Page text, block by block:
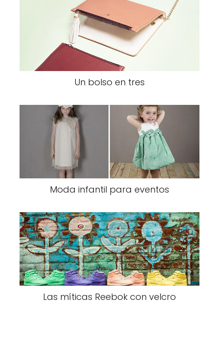
Un bolso en tres
Moda infantil para eventos
Las míticas Reebok con velcro